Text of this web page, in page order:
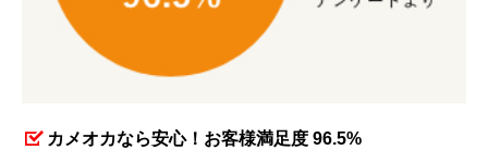
カメオカなら安心！お客様満足度 96.5%